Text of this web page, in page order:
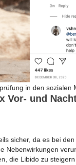
in den sozialen
Vor- und
sicher, da es bei
Nebenwirkungen
die Libido zu steigern